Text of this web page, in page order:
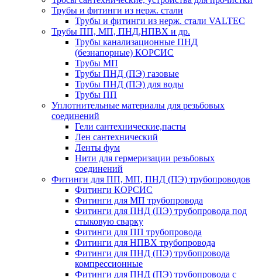
Трубы и фитинги из нерж. стали
Трубы и фитинги из нерж. стали VALTEC
Трубы ПП, МП, ПНД,НПВХ и др.
Трубы канализационные ПНД
(безнапорные) КОРСИС
Трубы МП
Трубы ПНД (ПЭ) газовые
Трубы ПНД (ПЭ) для воды
Трубы ПП
Уплотнительные материалы для резьбовых
соединений
Гели сантехнические,пасты
Лен сантехнический
Ленты фум
Нити для гермеризации резьбовых
соединений
Фитинги для ПП, МП, ПНД (ПЭ) трубопроводов
Фитинги КОРСИС
Фитинги для МП трубопровода
Фитинги для ПНД (ПЭ) трубопровода под
стыковую сварку
Фитинги для ПП трубопровода
Фитинги для НПВХ трубопровода
Фитинги для ПНД (ПЭ) трубопровода
компрессионные
Фитинги для ПНД (ПЭ) трубопровода с